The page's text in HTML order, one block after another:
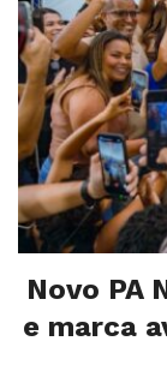
Novo PA
e marca